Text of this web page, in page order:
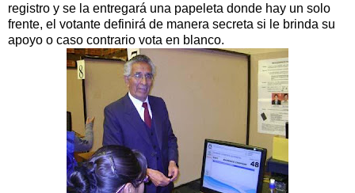
registro y se la entregará una papeleta donde hay un solo
frente, el votante definirá de manera secreta si le brinda su
apoyo o caso contrario vota en blanco.